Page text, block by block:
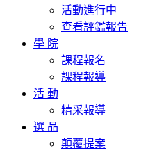
活動進行中
查看評鑑報告
學 院
課程報名
課程報導
活 動
精采報導
選 品
顛覆提案